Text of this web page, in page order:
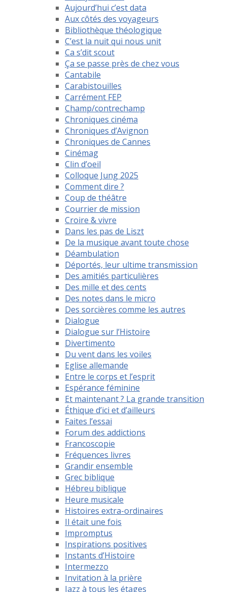
Aujourd’hui c’est data
Aux côtés des voyageurs
Bibliothèque théologique
C’est la nuit qui nous unit
Ca s’dit scout
Ça se passe près de chez vous
Cantabile
Carabistouilles
Carrément FEP
Champ/contrechamp
Chroniques cinéma
Chroniques d’Avignon
Chroniques de Cannes
Cinémag
Clin d’oeil
Colloque Jung 2025
Comment dire ?
Coup de théâtre
Courrier de mission
Croire & vivre
Dans les pas de Liszt
De la musique avant toute chose
Déambulation
Déportés, leur ultime transmission
Des amitiés particulières
Des mille et des cents
Des notes dans le micro
Des sorcières comme les autres
Dialogue
Dialogue sur l’Histoire
Divertimento
Du vent dans les voiles
Eglise allemande
Entre le corps et l’esprit
Espérance féminine
Et maintenant ? La grande transition
Éthique d’ici et d’ailleurs
Faites l’essai
Forum des addictions
Francoscopie
Fréquences livres
Grandir ensemble
Grec biblique
Hébreu biblique
Heure musicale
Histoires extra-ordinaires
Il était une fois
Impromptus
Inspirations positives
Instants d’Histoire
Intermezzo
Invitation à la prière
Jazz à tous les étages